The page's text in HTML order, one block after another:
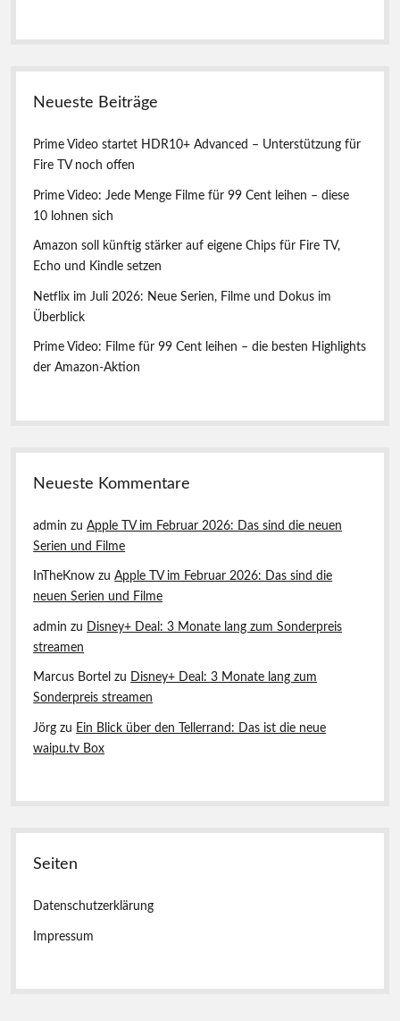
Neueste Beiträge
Prime Video startet HDR10+ Advanced – Unterstützung für
Fire TV noch offen
Prime Video: Jede Menge Filme für 99 Cent leihen – diese
10 lohnen sich
Amazon soll künftig stärker auf eigene Chips für Fire TV,
Echo und Kindle setzen
Netflix im Juli 2026: Neue Serien, Filme und Dokus im
Überblick
Prime Video: Filme für 99 Cent leihen – die besten Highlights
der Amazon-Aktion
Neueste Kommentare
admin zuApple TV im Februar 2026: Das sind die neuen
Serien und Filme
InTheKnow zuApple TV im Februar 2026: Das sind die
neuen Serien und Filme
admin zu Disney+ Deal: 3 Monate lang zum Sonderpreis
streamen
Marcus Bortel zu Disney+ Deal: 3 Monate lang zum
Sonderpreis streamen
Jörg zu Ein Blick über den Tellerrand: Das ist die neue
waipu.tv Box
Seiten
Datenschutzerklärung
Impressum